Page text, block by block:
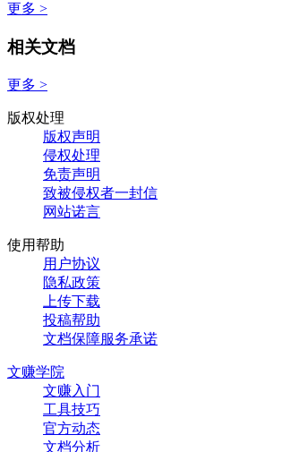
更多 >
相关文档
更多 >
版权处理
版权声明
侵权处理
免责声明
致被侵权者一封信
网站诺言
使用帮助
用户协议
隐私政策
上传下载
投稿帮助
文档保障服务承诺
文赚学院
文赚入门
工具技巧
官方动态
文档分析